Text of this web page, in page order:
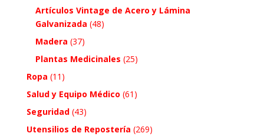
Artículos Vintage de Acero y Lámina
Galvanizada (48)
Madera (37)
Plantas Medicinales (25)
Ropa (11)
Salud y Equipo Médico (61)
Seguridad (43)
Utensilios de Repostería (269)